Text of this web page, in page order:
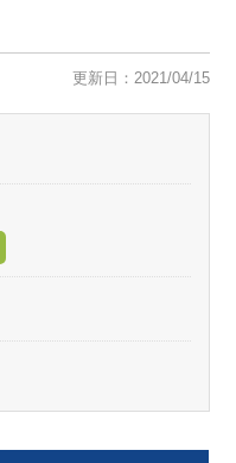
更新日：2021/04/15